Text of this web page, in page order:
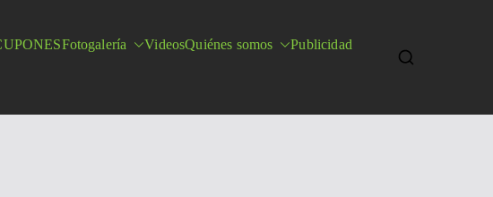
Fotogalería VideosQuiénes somos
Publicidad